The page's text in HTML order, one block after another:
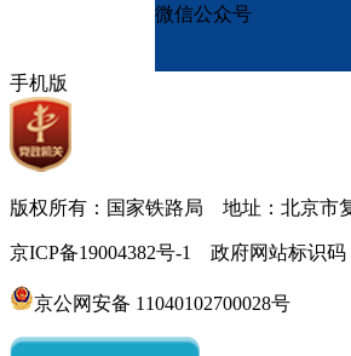
微信公众号
手机版
版权所有：国家铁路局 地址：北京市
京ICP备19004382号-1 政府网站标识码
京公网安备 11040102700028号